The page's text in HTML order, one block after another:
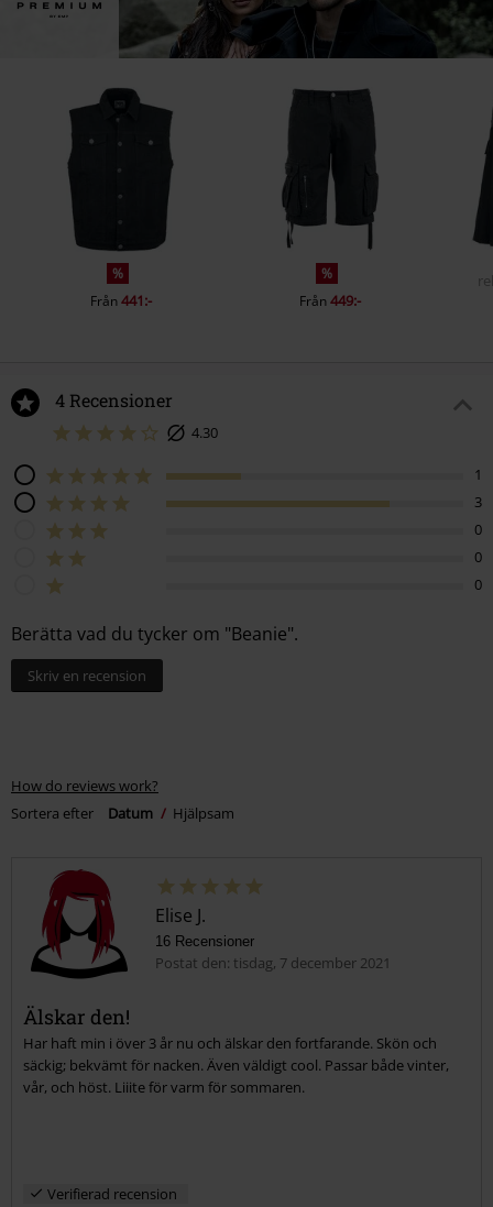
%
Från441:-
%
Från449:-
4 Recensioner
4.30
1
3
0
0
0
Berätta vad du tycker om "Beanie".
Skriv en recension
How do reviews work?
Sortera efter
Datum Hjälpsam
Elise J.
16 Recensioner
Postat den: tisdag, 7 december 2021
Älskar den!
Har haft min i över 3 år nu och älskar den fortfarande. Skön och
säckig; bekvämt för nacken. Även väldigt cool. Passar både vinter,
vår, och höst. Liiite för varm för sommaren.
Verifierad recension